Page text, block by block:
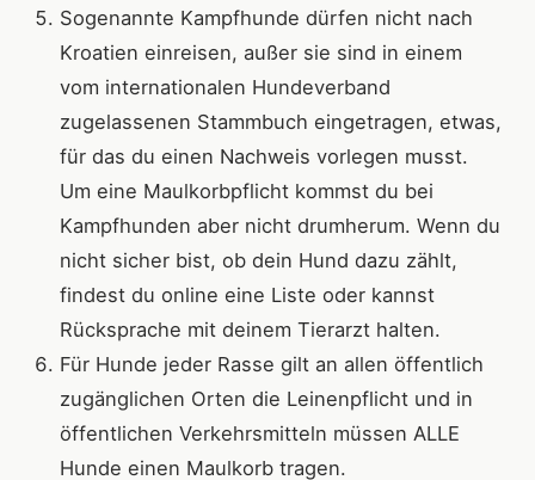
Sogenannte Kampfhunde dürfen nicht nach
Kroatien einreisen, außer sie sind in einem
vom internationalen Hundeverband
zugelassenen Stammbuch eingetragen, etwas,
für das du einen Nachweis vorlegen musst.
Um eine Maulkorbpflicht kommst du bei
Kampfhunden aber nicht drumherum. Wenn du
nicht sicher bist, ob dein Hund dazu zählt,
findest du online eine Liste oder kannst
Rücksprache mit deinem Tierarzt halten.
Für Hunde jeder Rasse gilt an allen öffentlich
zugänglichen Orten die Leinenpflicht und in
öffentlichen Verkehrsmitteln müssen ALLE
Hunde einen Maulkorb tragen.